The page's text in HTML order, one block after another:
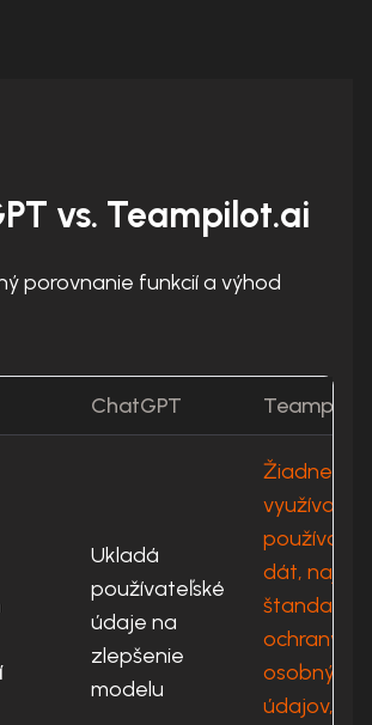
vs. Teampilot.ai
porovnanie funkcií a výhod
ChatGPT
Ukladá
používateľské
údaje na
zlepšenie
modelu
Žiadne
využívanie
dát,
štandardy
ochrany
osobných
údajov,